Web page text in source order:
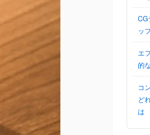
CG
ッ
エ
的
コ
ど
は